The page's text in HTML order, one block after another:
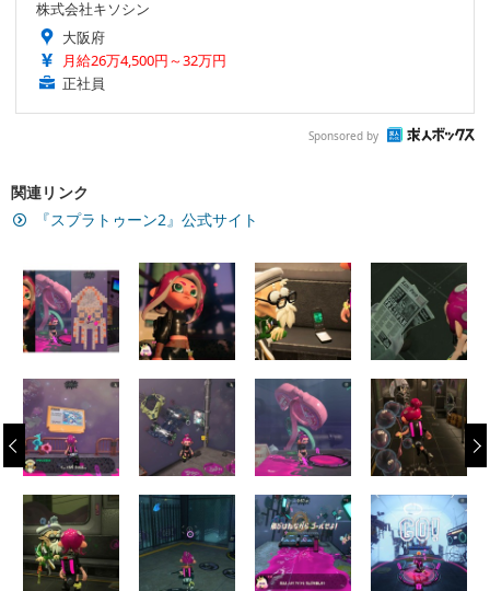
株式会社キソシン
大阪府
月給26万4,500円～32万円
正社員
Sponsored by
関連リンク
『スプラトゥーン2』公式サイト
‹